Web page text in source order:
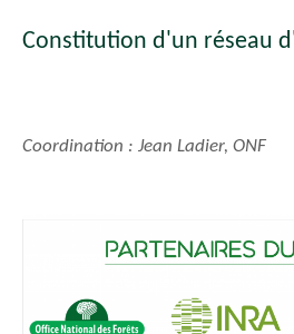
Constitution d'un réseau
Coordination : Jean Ladier, ONF